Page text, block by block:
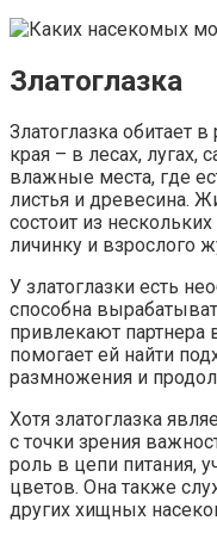
Златоглазка
Златоглазка обитает
края – в лесах, лугах,
влажные места, где
листья и древесина.
состоит из
личинку и взрослого
У златоглазки есть
способна
привлекают
помогает ей найти
размножения и
Хотя златоглазка
с точки зрения
роль в цепи питания,
цветов. Она также
других хищных